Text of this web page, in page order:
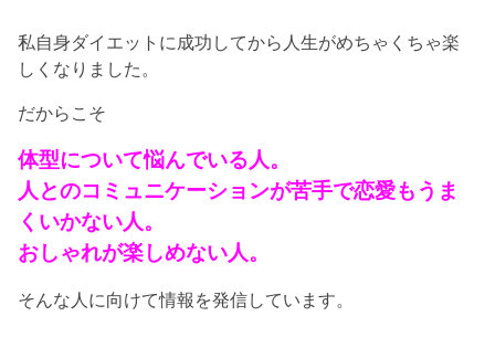
私自身ダイエットに成功してから人生がめちゃくちゃ楽
しくなりました。
だからこそ
体型について悩んでいる人。
人とのコミュニケーションが苦手で恋愛もうま
くいかない人。
おしゃれが楽しめない人。
そんな人に向けて情報を発信しています。